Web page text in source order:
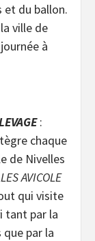
et du ballon.
ville de
à
:
chaque
de Nivelles
AVICOLE
qui visite
tant par la
par la